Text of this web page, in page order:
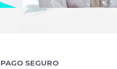
PAGO SEGURO